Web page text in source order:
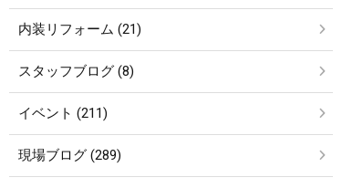
内装リフォーム (21)
スタッフブログ (8)
イベント (211)
現場ブログ (289)